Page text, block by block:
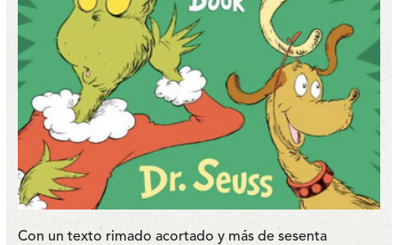
Con un texto rimado acortado y más de sesenta